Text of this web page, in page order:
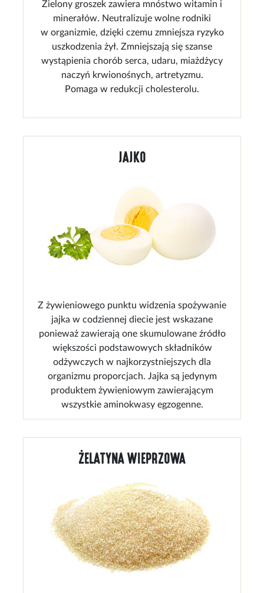
Zielony groszek zawiera mnóstwo witamin i
minerałów. Neutralizuje wolne rodniki
w organizmie, dzięki czemu zmniejsza ryzyko
uszkodzenia żył. Zmniejszają się szanse
wystąpienia chorób serca, udaru, miażdżycy
naczyń krwionośnych, artretyzmu.
Pomaga w redukcji cholesterolu.
JAJKO
Z żywieniowego punktu widzenia spożywanie
jajka w codziennej diecie jest wskazane
ponieważ zawierają one skumulowane źródło
większości podstawowych składników
odżywczych w najkorzystniejszych dla
organizmu proporcjach. Jajka są jedynym
produktem żywieniowym zawierającym
wszystkie aminokwasy egzogenne.
ŻELATYNA WIEPRZOWA